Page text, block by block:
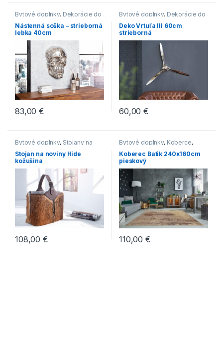
Bytové doplnky, Dekorácie do
bytu
Nástenná soška – strieborná
lebka 40cm
83,00€
Bytové doplnky, Dekorácie do
bytu
Deko Vrtuľa III 60cm
strieborná
60,00€
Bytové doplnky, Stojany na
časopisy
Stojan na noviny Hide
kožušina
108,00€
Bytové doplnky, Koberce,
Novinky
Koberec Batik 240x160cm
pieskový
110,00€